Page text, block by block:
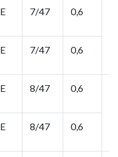
E 7/47 0,6
E 7/47 0,6
E 8/47 0,6
E 8/47 0,6